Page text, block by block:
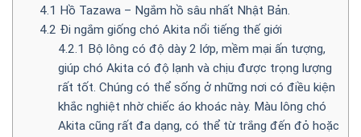
4.1 Hồ Tazawa – Ngắm hồ sâu nhất Nhật Bản.
4.2 Đi ngắm giống chó Akita nổi tiếng thế giới
4.2.1 Bộ lông có độ dày 2 lớp, mềm mại ấn tượng,
giúp chó Akita có độ lạnh và chịu được trọng lượng
rất tốt. Chúng có thể sống ở những nơi có điều kiện
khắc nghiệt nhờ chiếc áo khoác này. Màu lông chó
Akita cũng rất đa dạng, có thể từ trắng đến đỏ hoặc